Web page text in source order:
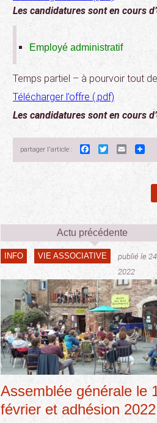
Les candidatures sont en cours
Employé administratif
Temps partiel – à pourvoir tout
Télécharger l’offre (.pdf)
Les candidatures sont en cours
partager l'article : Facebook
TwitterEmail
Actu précédente
INFO VIE ASSOCIATIVE
publié le
2022
Assemblée générale le
février et adhésion 2022